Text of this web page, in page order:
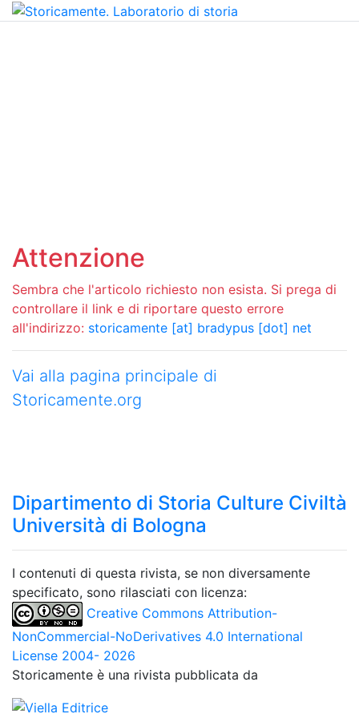
Attenzione
Sembra che l'articolo richiesto non esista. Si prega di
controllare il link e di riportare questo errore
all'indirizzo: storicamente [at] bradypus [dot] net
Vai alla pagina principale di
Storicamente.org
Dipartimento di Storia Culture Civiltà
Università di Bologna
I contenuti di questa rivista, se non diversamente
specificato, sono rilasciati con licenza:
Creative Commons Attribution-
NonCommercial-NoDerivatives 4.0 International
License 2004- 2026
Storicamente è una rivista pubblicata da